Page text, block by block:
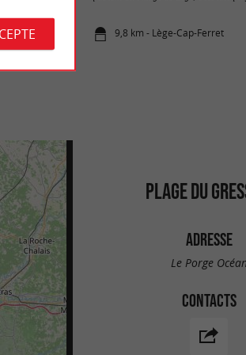
9,8 km - Lège-Cap-Ferret
PLAGE DU
ADRESSE
Le Porge Océan
CONTACTS